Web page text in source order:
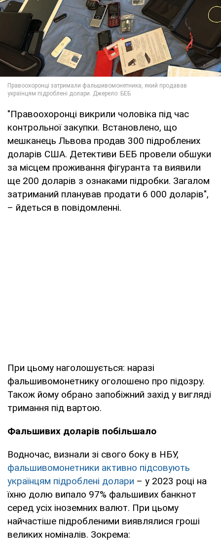
"Правоохоронці викрили чоловіка під час
контрольної закупки. Встановлено, що
мешканець Львова продав 300 підроблених
доларів США. Детективи БЕБ провели обшуки
за місцем проживання фігуранта та виявили
ще 200 доларів з ознаками підробки. Загалом
затриманий планував продати 6 000 доларів",
– йдеться в повідомленні.
При цьому наголошується: наразі
фальшивомонетнику оголошено про підозру.
Також йому обрано запобіжний захід у вигляді
тримання під вартою.
Фальшивих доларів побільшало
Водночас, визнали зі свого боку в НБУ,
фальшивомонетники активно підсовують
українцям підроблені долари – у 2023 році на
їхню долю випало 97% фальшивих банкнот
серед усіх іноземних валют. При цьому
найчастіше підробленими виявлялися гроші
великих номіналів. Зокрема: